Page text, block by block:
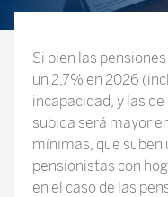
Si bien las
un 2,7% en 2026
incapacidad, y las
subida será mayor
mínimas, que suben
pensionistas con
en el caso de las